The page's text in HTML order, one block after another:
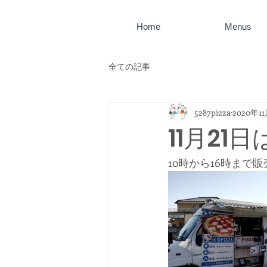
Home Menus
全ての記事
11月21
5287pizza 2020年
10時から16時まで